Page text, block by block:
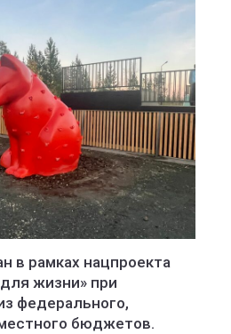
в рамках нацпроекта
жизни» при
федерального,
бюджетов.